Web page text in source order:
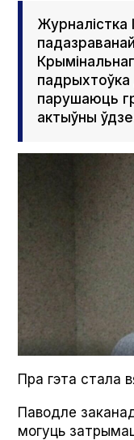
Журналістка
падрыхтоўка
парушаюць
актыўны
Пра гэта стала
Паводле
могуць